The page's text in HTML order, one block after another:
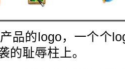
的logo，一个个
的耻辱柱上。